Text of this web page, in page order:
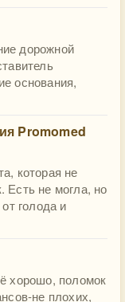
дорожной
основания,
Promomed
которая не
Есть не могла, но
голода и
хорошо, поломок
не плохих,